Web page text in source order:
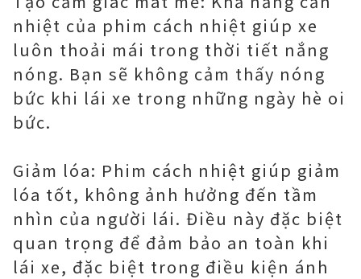
nhiệt của phim cách nhiệt giúp xe
luôn thoải mái trong thời tiết nắng
nóng. Bạn sẽ không cảm thấy nóng
bức khi lái xe trong những ngày hè oi
bức.
Giảm lóa: Phim cách nhiệt giúp giảm
lóa tốt, không ảnh hưởng đến tầm
nhìn của người lái. Điều này đặc biệt
quan trọng để đảm bảo an toàn khi
lái xe, đặc biệt trong điều kiện ánh